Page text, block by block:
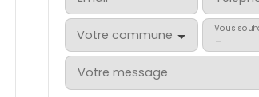
Votre commune -
Vous
Votre message